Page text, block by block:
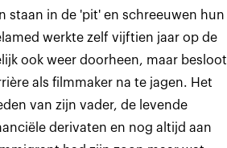
staan in de 'pit' en schreeuwen hun
werkte zelf vijftien jaar op de
ook weer doorheen, maar besloot
als filmmaker na te jagen. Het
van zijn vader, de levende
derivaten en nog altijd aan